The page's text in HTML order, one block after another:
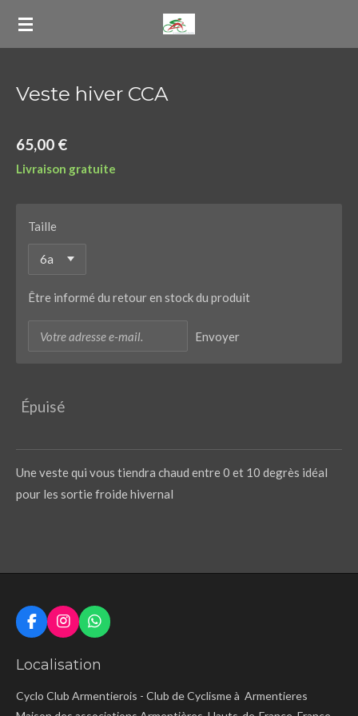
Passer
Veste hiver CCA
65,00 €
Livraison gratuite
Taille
Être informé du retour en stock du produit
Envoyer
Épuisé
Une veste qui vous tiendra chaud entre 0 et 10 degrès idéal
pour les sortie froide hivernal
F
a
e
o
I
n
t
g
W
h
t
A
Localisation
Cyclo Club Armentierois - Club de Cyclisme à Armentieres